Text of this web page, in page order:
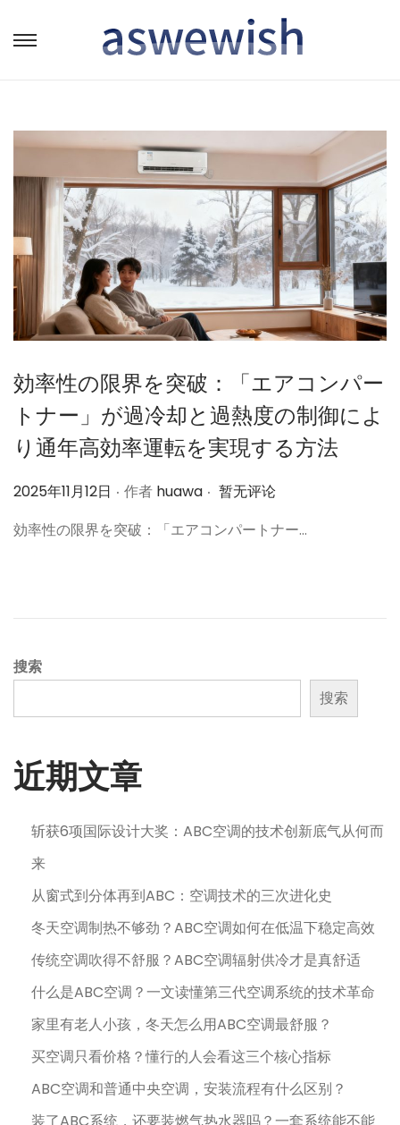
转
航
跳
容
効率性の限界を突破：「エアコンパー
トナー」が過冷却と過熱度の制御によ
り通年高効率運転を実現する方法
作
2025年11月12日 . 作者 huawa . 暂无评论
効率性の限界を突破：「エアコンパートナー…
搜索
搜索
近期文章
斩获6项国际设计大奖：ABC空调的技术创新底气从何而
来
从窗式到分体再到ABC：空调技术的三次进化史
冬天空调制热不够劲？ABC空调如何在低温下稳定高效
传统空调吹得不舒服？ABC空调辐射供冷才是真舒适
什么是ABC空调？一文读懂第三代空调系统的技术革命
家里有老人小孩，冬天怎么用ABC空调最舒服？
买空调只看价格？懂行的人会看这三个核心指标
ABC空调和普通中央空调，安装流程有什么区别？